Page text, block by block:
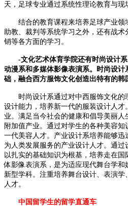
天，足球专业通过系统性理论教育与现
结合的教育课程来培养足球产业领
助教、裁判等系统学习之外，还有战
销等各方面的学习。
-文化艺术体育学院还有时尚设计系
动漫系和多媒体影像表演系。时尚设
础，融合西方服饰文化创造出特有的韩
时尚设计系通过对中西服饰文化的
设计能力，培养新一代的服装设计人
业。满足当今社会的健康和倡导美丽人
附加值产业。通过对学生的各种美容
一代美容人才。产业设计系培养能够
为人类发展服务的产业设计人才。通过
以扎实的基础知识为根基，培养走在
体影像表演系，是为适应现代舞台学和
新型学科。注重培养舞台设计、表演
人才。
中国留学生的留学直通车